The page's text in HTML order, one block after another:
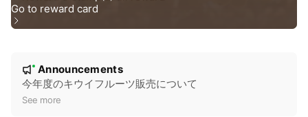
New
Announcements
今年度のキウイフルーツ販売について
See more